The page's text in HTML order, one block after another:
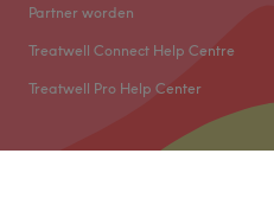
Partner worden
Treatwell Connect Help Centre
Treatwell Pro Help Center